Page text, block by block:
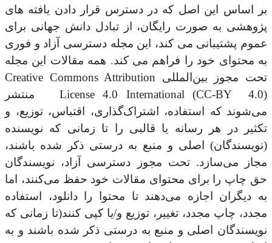
بر اساس این اصل که در دسترس قرار دادن یافته های
پژوهشی به صورت رایگان، از تبادل دانش جهانی برای
عموم پشتیبانی می کند، این مجله دسترسی آزاد و فوری
به محتوای خود را فراهم می کند. همه مقالات این مجله
تحت مجوز بین‌المللی ‌Creative Commons Attribution
License 4.0 International (CC-BY 4.0) منتشر
می‌شوند که استفاده، اشتراک‌گذاری، اقتباس، توزیع، و
تکثیر در هر رسانه یا قالبی را تا زمانی که نویسنده
(نویسندگان) اصلی و منبع به درستی ذکر شده باشند،
مجاز می‌سازد. تحت مجوز دسترسی آزاد، نویسندگان
حق چاپ را برای محتوای مقالات خود حفظ می‌کنند، اما
به دیگران اجازه می‌دهند تا محتوا را دانلود، استفاده
مجدد، چاپ مجدد، تغییر، توزیع و/یا کپی کنند(تا زمانی که
نویسندگان اصلی و منبع به درستی ذکر شده باشند و به